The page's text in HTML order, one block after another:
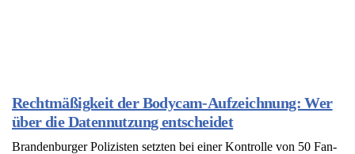
Rechtmäßigkeit der Bodycam-Aufzeichnung: Wer
über die Datennutzung entscheidet
Brandenburger Polizisten setzten bei einer Kontrolle von 50 Fan-